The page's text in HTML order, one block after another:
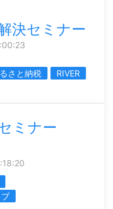
決セミナー
さと納税
RIVER
ミナー